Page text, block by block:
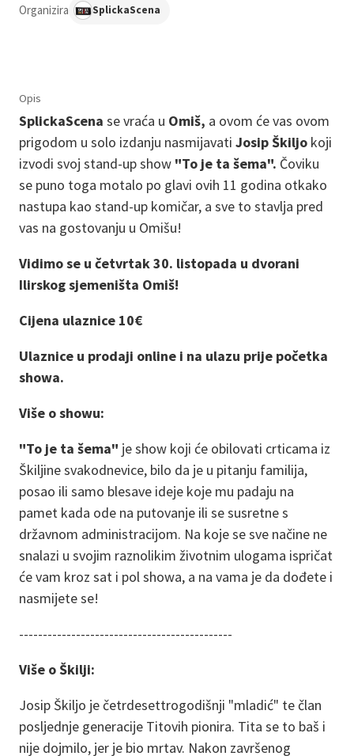
Organizira SplickaScena
Opis
SplickaScena se vraća u Omiš, a ovom će vas ovom
prigodom u solo izdanju nasmijavati Josip Škiljo koji
izvodi svoj stand-up show "To je ta šema". Čoviku
se puno toga motalo po glavi ovih 11 godina otkako
nastupa kao stand-up komičar, a sve to stavlja pred
vas na gostovanju u Omišu!
Vidimo se u četvrtak 30. listopada u dvorani
Ilirskog sjemeništa Omiš!
Cijena ulaznice 10€
Ulaznice u prodaji online i na ulazu prije početka
showa.
Više o showu:
"To je ta šema" je show koji će obilovati crticama iz
Škiljine svakodnevice, bilo da je u pitanju familija,
posao ili samo blesave ideje koje mu padaju na
pamet kada ode na putovanje ili se susretne s
državnom administracijom. Na koje se sve načine ne
snalazi u svojim raznolikim životnim ulogama ispričat
će vam kroz sat i pol showa, a na vama je da dođete i
nasmijete se!
---------------------------------------------
Više o Škilji:
Josip Škiljo je četrdesettrogodišnji "mladić" te član
posljednje generacije Titovih pionira. Tita se to baš i
nije dojmilo, jer je bio mrtav. Nakon završenog